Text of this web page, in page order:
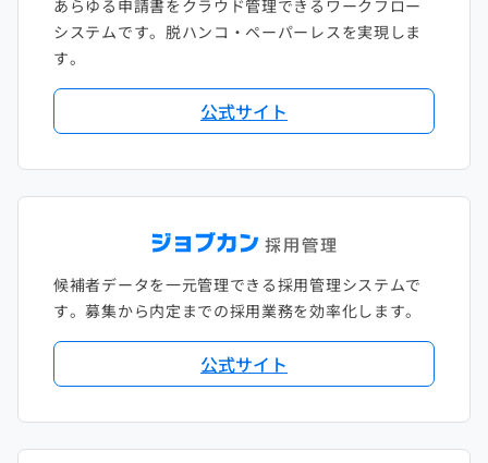
あらゆる申請書をクラウド管理できるワークフロー
システムです。脱ハンコ・ペーパーレスを実現しま
す。
公式サイト
候補者データを一元管理できる採用管理システムで
す。募集から内定までの採用業務を効率化します。
公式サイト